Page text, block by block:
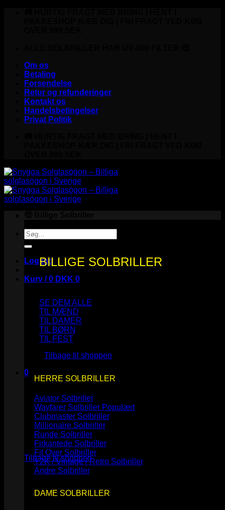
Om os
Betaling
Forsendelse
Retur og refunderinger
Kontakt os
Handelsbetingelser
Privat Politik
Søg
efter:
Log ind
Kurv /0 DKK 0
Ingen varer i kurven.
Tilbage til shoppen
0
Kurv
Ingen varer i kurven.
Tilbage til shoppen
BILLIGE SOLBRILLER
SE DEM ALLE
TIL MÆND
TIL DAMER
TIL BØRN
TIL FEST
HERRE SOLBRILLER
Aviator Solbriller
Wayfarer Solbriller
Clubmaster Solbriller
Millionaire Solbriller
Runde Solbriller
Firkantede Solbriller
Fit Over Solbriller
Y2K / Vintage / Retro Solbriller
Andre Solbriller
DAME SOLBRILLER